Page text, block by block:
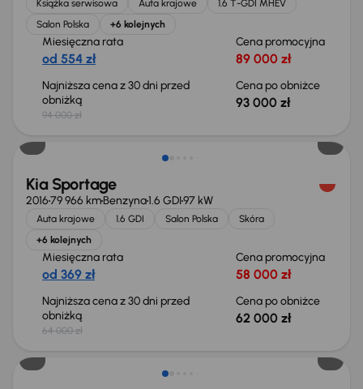
Książka serwisowa Auta krajowe
1.6 T-GDI MHEV
Salon Polska
+6 kolejnych
Miesięczna rata
od 554 zł
Cena promocyjna
89 000 zł
Najniższa cena z 30 dni przed
obniżką
94 000 zł
Cena po obniżce
93 000 zł
Taniej o 2 000 zł
Kia Sportage
201679 966 kmBenzyna1.6 GDI97 kW
Auta krajowe 1.6 GDI Salon Polska
Skóra
+6 kolejnych
Miesięczna rata
od 369 zł
Cena promocyjna
58 000 zł
Najniższa cena z 30 dni przed
obniżką
64 000 zł
Cena po obniżce
62 000 zł